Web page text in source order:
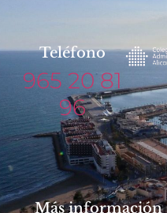
Teléfono
965 20 81
96
Más información